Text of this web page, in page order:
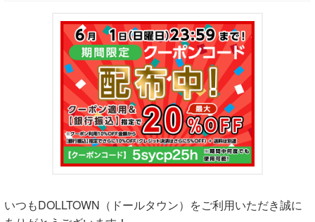
いつもDOLLTOWN（ドールタウン）をご利用いただき誠に